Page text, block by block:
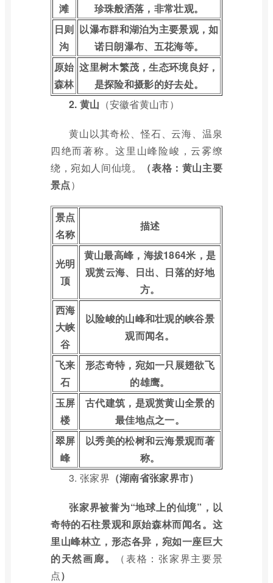
滩
珍珠般洒落，非常壮观。
日则
沟
以瀑布群和湖泊为主要景观，如
诺日朗瀑布、五花海等。
原始
森林
这里树木繁茂，生态环境良好，
是探险和摄影的好去处。
2. 黄山 （安徽省黄山市）
黄山以其奇松、怪石、云海、温泉
四绝而著称。这里山峰险峻，云雾缭
绕，宛如人间仙境。
（表格：黄山主要
景点）
景点
名称
描述
光明
顶
黄山最高峰，海拔1864米，是
观赏云海、日出、日落的好地
方。
西海
大峡
谷
以险峻的山峰和壮观的峡谷景
观而闻名。
飞来
石
形态奇特，宛如一只展翅欲飞
的雄鹰。
玉屏
楼
古代建筑，是观赏黄山全景的
最佳地点之一。
翠屏
峰
以秀美的松树和云海景观而著
称。
3. 张家界 （湖南省张家界市）
张家界被誉为“地球上的仙境”，以
奇特的石柱景观和原始森林而闻名。这
里山峰林立，形态各异，宛如一座巨大
的天然画廊。
（表格：张家界主要景
点）